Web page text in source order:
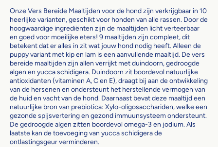
Onze Vers Bereide Maaltijden voor de hond zijn verkrijgbaar in 10
heerlijke varianten, geschikt voor honden van alle rassen. Door de
hoogwaardige ingrediënten zijn de maaltijden licht verteerbaar
en goed voor moeilijke eters! 9 maaltijden zijn compleet, dit
betekent dat er alles in zit wat jouw hond nodig heeft. Alleen de
puppy variant met kip en lam is een aanvullende maaltijd. De vers
bereide maaltijden zijn allen verrijkt met duindoorn, gedroogde
algen en yucca schidigera. Duindoorn zit boordevol natuurlijke
antioxidanten (vitaminen A, C en E), draagt bij aan de ontwikkeling
van de hersenen en ondersteunt het herstellende vermogen van
de huid en vacht van de hond. Daarnaast bevat deze maaltijd een
natuurlijke bron van prebiotica: Xylo-oligosacchariden, welke een
gezonde spijsvertering en gezond immuunsysteem ondersteunt.
De gedroogde algen zitten boordevol omega-3 en jodium. Als
laatste kan de toevoeging van yucca schidigera de
ontlastingsgeur verminderen.